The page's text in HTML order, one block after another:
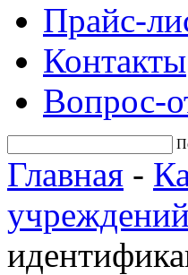
Прайс-
Контакты
Вопрос-
Главная -
учреждений